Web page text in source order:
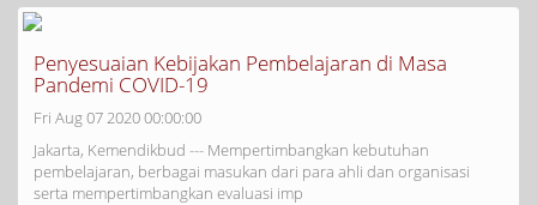
Penyesuaian Kebijakan Pembelajaran di Masa
Pandemi COVID-19
Fri Aug 07 2020 00:00:00
Jakarta, Kemendikbud --- Mempertimbangkan kebutuhan
pembelajaran, berbagai masukan dari para ahli dan organisasi
serta mempertimbangkan evaluasi imp